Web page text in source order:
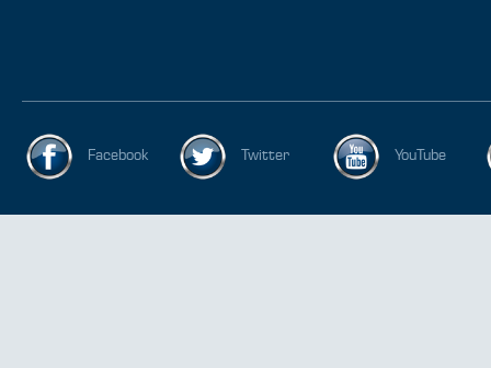
Facebook Twitter YouTube